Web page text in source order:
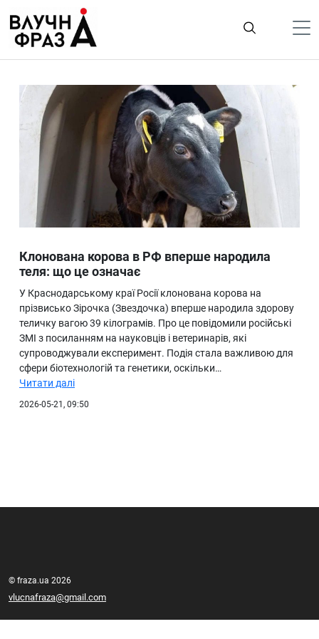
содержимому
Гроші
Життя
Лайфстайл
ТехноНаука
Людина
Ukraine
Про нас
Клонована корова в РФ вперше народила
теля: що це означає
У Краснодарському краї Росії клонована корова на
прізвисько Зірочка (Звездочка) вперше народила здорову
теличку вагою 39 кілограмів. Про це повідомили російські
ЗМІ з посиланням на науковців і ветеринарів, які
супроводжували експеримент. Подія стала важливою для
сфери біотехнологій та генетики, оскільки…
Читати далі
2026-05-21, 09:50
© fraza.ua 2026
vlucnafraza@gmail.com